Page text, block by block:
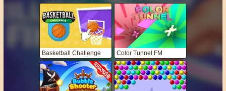
Basketball Challenge Color Tunnel FM